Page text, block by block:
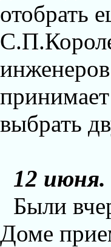
отобрать
выбрать
12 июня.
Были
Доме